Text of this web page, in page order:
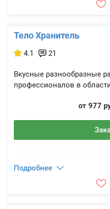
Тело Хранитель
4.1 21
Вкусные разнообразные
профессионалов в
от 977
Подробнее